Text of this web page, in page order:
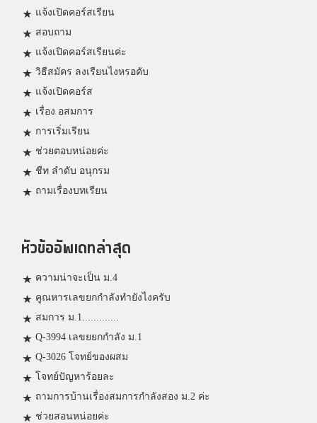
แจ้งเปิดคอร์สเรียน
สอบถาม
แจ้งเปิดคอร์สเรียนค่ะ
วิธีสมัคร ลงเรียนไงหรอคับ
แจ้งเปิดคอร์ส
เรื่อง อสมการ
การเริ่มเรียน
ช่วยตอบหน่อยค่ะ
ชีท ลำดับ อนุกรม
ถามเรื่องบทเรียน
หัวข้ออัพเดทล่าสุด
ความน่าจะเป็น ม.4
คูณหารเลขยกกำลังทำยังไงครับ
สมการ ม.1.............
Q-3994 เลขยยกกำลัง ม.1
Q-3026 โจทย์ของผสม
โจทย์ปัญหาร้อยละ
ถามการบ้านเรื่องสมการกำลังสอง ม.2 ค่ะ
ช่วยสอนหน่อยค่ะ